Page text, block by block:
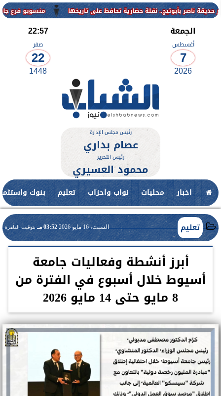
منسوبو فرع جامعة الأزهر للوجه
الجمعة
أغسطس
7
2026
22:57
صفر
22
1448
رئيس مجلس الإدارة
عصام بداري
رئيس التحرير
محمود العسيري
اخبار محليات نواب واحزاب تعليم بنوك
تعليم السبت، 16 مايو 2026 03:52 مـ بتوقيت القاهرة
أبرز أنشطة وفعاليات جامعة
أسيوط خلال أسبوع في الفترة من
8 مايو حتى 14 مايو 2026